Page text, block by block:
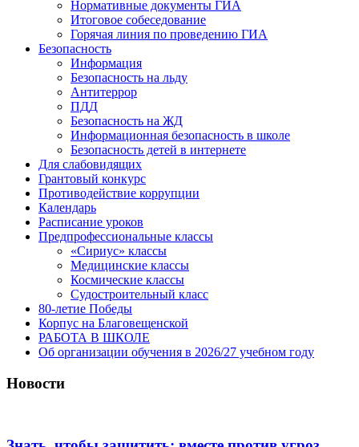
Нормативные документы ГИА
Итоговое собеседование
Горячая линия по проведению ГИА
Безопасность
Информация
Безопасность на льду
Антитеррор
ПДД
Безопасность на ЖД
Информационная безопасность в школе
Безопасность детей в интернете
Для слабовидящих
Грантовый конкурс
Противодействие коррупции
Календарь
Расписание уроков
Предпрофессиональные классы
«Сириус» классы
Медицинские классы
Космические классы
Судостроительный класс
80-летие Победы
Корпус на Благовещенской
РАБОТА В ШКОЛЕ
Об организации обучения в 2026/27 учебном году
Новости